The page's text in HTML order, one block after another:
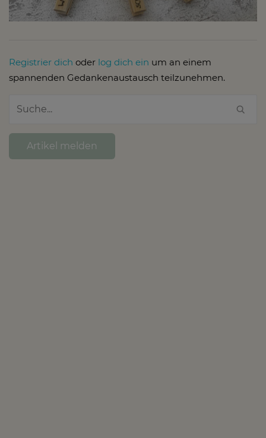
Registrier dich oder log dich ein um an einem
spannenden Gedankenaustausch teilzunehmen.
Artikel melden